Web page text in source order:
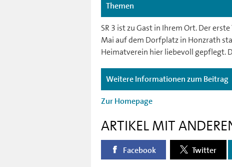
Themen
SR 3 ist zu Gast in Ihrem Ort. Der
Mai auf dem Dorfplatz in Honzrath
Heimatverein hier liebevoll gepflegt.
Weitere Informationen zum Beitrag
Zur Homepage
ARTIKEL MIT
Facebook Twitter